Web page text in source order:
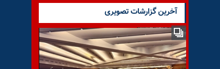
شد
مهم‌ترین خبرهای ایران و جهان
آخرین گزارشات تصویری